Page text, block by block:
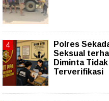
Polres
Seksual
Diminta
Terverifikasi